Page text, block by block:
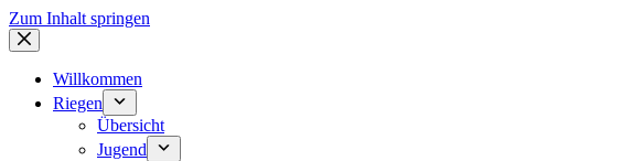
Zum Inhalt springen
Willkommen
Riegen
Übersicht
Jugend